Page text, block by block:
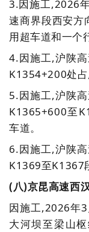
3.因施工,2026
速商界段西安方
用超车道和一个
4.因施工,沪陕
K1354+200处占
5.因施工,沪陕
K1365+600至
车道。
6.因施工,沪陕
K1369至K1367
(八)京昆高速西
因施工,2026年
大河坝至梁山